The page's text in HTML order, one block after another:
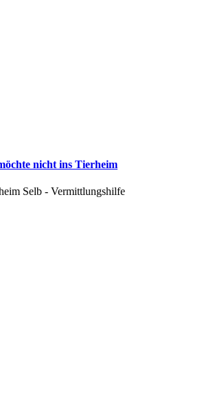
nicht ins Tierheim